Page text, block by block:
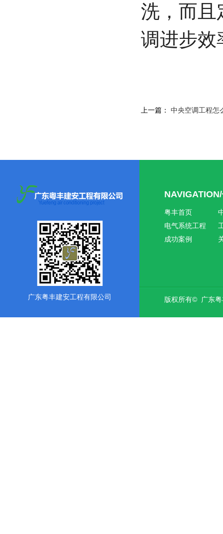
洗，而且
调进步效
上一篇： 中央空调工程怎
广东粤丰建安工程有限公司
粤丰首页
电气系统工程
成功案例
版权所有© 广东